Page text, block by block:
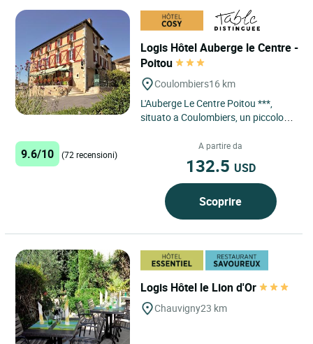
Logis Hôtel Auberge le Centre -
Poitou
Coulombiers16 km
L'Auberge Le Centre Poitou ***,
situato a Coulombiers, un piccolo e
La Rochelle, 45...
9.6/10 (72 recensioni)
A partire da
132.5 USD
Scoprire
Logis Hôtel le Lion d'Or
Chauvigny23 km